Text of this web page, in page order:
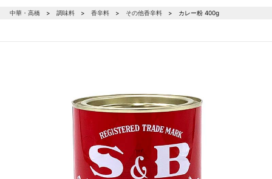
中華・高橋 調味料 香辛料 その他香辛料 カレー粉 400g